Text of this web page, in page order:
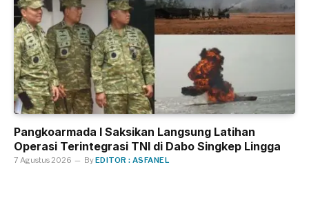
Pangkoarmada I Saksikan Langsung Latihan
Operasi Terintegrasi TNI di Dabo Singkep Lingga
7 Agustus 2026 ByEDITOR : ASFANEL